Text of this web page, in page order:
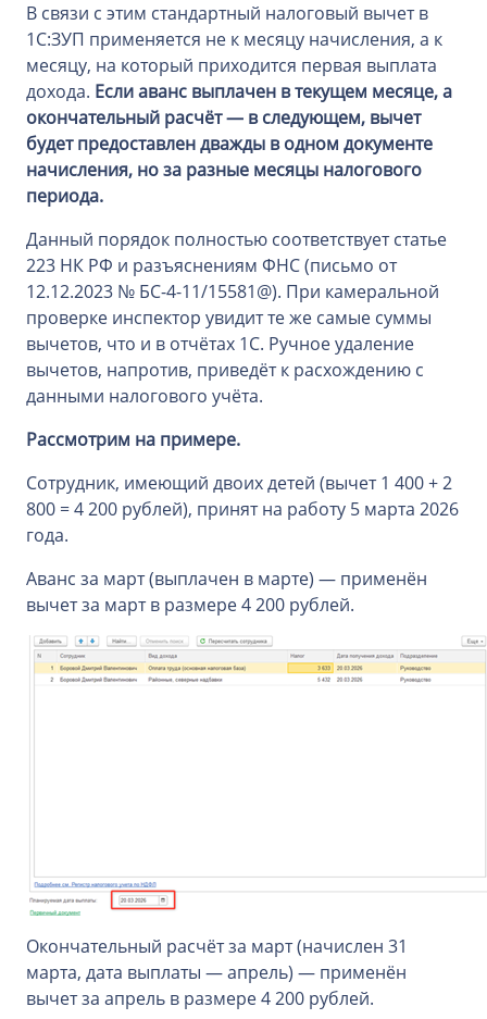
В связи с этим стандартный налоговый вычет в
1С:ЗУП применяется не к месяцу начисления, а к
месяцу, на который приходится первая выплата
дохода. Если аванс выплачен в текущем месяце, а
окончательный расчёт — в следующем, вычет
будет предоставлен дважды в одном документе
начисления, но за разные месяцы налогового
периода.
Данный порядок полностью соответствует статье
223 НК РФ и разъяснениям ФНС (письмо от
12.12.2023 № БС-4-11/15581@). При камеральной
проверке инспектор увидит те же самые суммы
вычетов, что и в отчётах 1С. Ручное удаление
вычетов, напротив, приведёт к расхождению с
данными налогового учёта.
Рассмотрим на примере.
Сотрудник, имеющий двоих детей (вычет 1 400 + 2
800 = 4 200 рублей), принят на работу 5 марта 2026
года.
Аванс за март (выплачен в марте) — применён
вычет за март в размере 4 200 рублей.
Окончательный расчёт за март (начислен 31
марта, дата выплаты — апрель) — применён
вычет за апрель в размере 4 200 рублей.